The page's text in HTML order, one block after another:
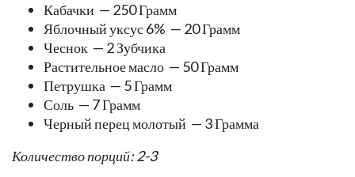
Кабачки — 250 Грамм
Яблочный уксус 6% — 20 Грамм
Чеснок — 2 Зубчика
Растительное масло — 50 Грамм
Петрушка — 5 Грамм
Соль — 7 Грамм
Черный перец молотый — 3 Грамма
Количество порций: 2-3